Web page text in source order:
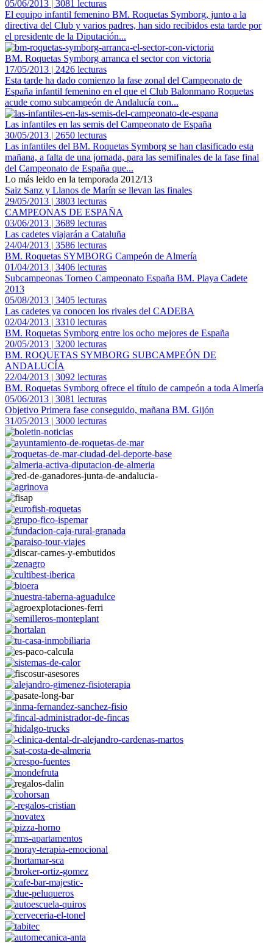
05/06/2013 | 3081 lecturas
El equipo infantil femenino BM. Roquetas Symborg, junto a la
directiva del Club y varios padres, han sido recibidos esta tarde por
el presidente de la Diputación...
BM. Roquetas Symborg arranca el sector con victoria
17/05/2013 | 2426 lecturas
Esta tarde ha dado comienzo la fase zonal del Campeonato de
España infantil femenino en el que el Club Balonmano Roquetas
acude como subcampeón de Andalucía con...
Las infantiles en las semis del Campeonato de España
30/05/2013 | 2650 lecturas
Las infantiles del BM. Roquetas Symborg se han clasificado esta
mañana, a falta de una jornada, para las semifinales de la fase final
del Campeonato de España que...
Lo más leido en la temporada 2012/13
Saiz Sanz y Llanos de Marín se llevan las finales
29/05/2013 | 3803 lecturas
CAMPEONAS DE ESPAÑA
03/06/2013 | 3689 lecturas
Las cadetes viajarán a Cataluña
24/04/2013 | 3586 lecturas
BM. Roquetas SYMBORG Campeón de Almería
01/04/2013 | 3406 lecturas
Subcampeonas Torneo Campeonato España BM. Playa Cadete
2013
05/08/2013 | 3405 lecturas
Las cadetes ya conocen los rivales del CADEBA
02/04/2013 | 3310 lecturas
BM. Roquetas Symborg entre los ocho mejores de España
20/05/2013 | 3200 lecturas
BM. ROQUETAS SYMBORG SUBCAMPEÓN DE
ANDALUCÍA
22/04/2013 | 3092 lecturas
BM. Roquetas Symborg ofrece el título de campeón a toda Almería
05/06/2013 | 3081 lecturas
Objetivo Primera fase conseguido, mañana BM. Gijón
31/05/2013 | 3000 lecturas